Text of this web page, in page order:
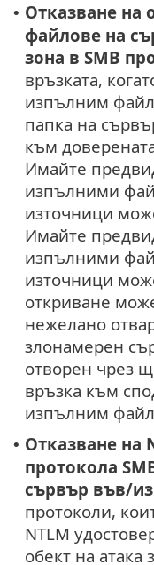
• Отказване на
файлове на
зона в SMB
връзката,
изпълним файл
папка на
към
Имайте
изпълними
източници
Имайте
изпълними
източници
откриване
нежелано
злонамерен
отворен чрез
връзка към
изпълним
• Отказване на
протокола
сървър във/
протоколи,
NTLM
обект на